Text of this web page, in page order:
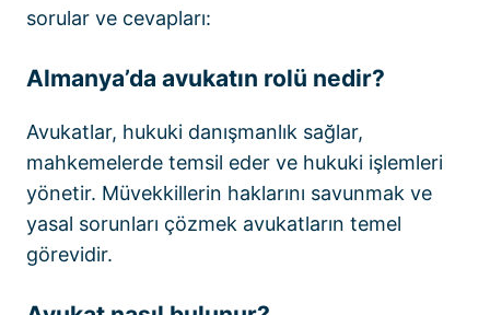
sorular ve cevapları:
Almanya’da avukatın rolü nedir?
Avukatlar, hukuki danışmanlık sağlar,
mahkemelerde temsil eder ve hukuki işlemleri
yönetir. Müvekkillerin haklarını savunmak ve
yasal sorunları çözmek avukatların temel
görevidir.